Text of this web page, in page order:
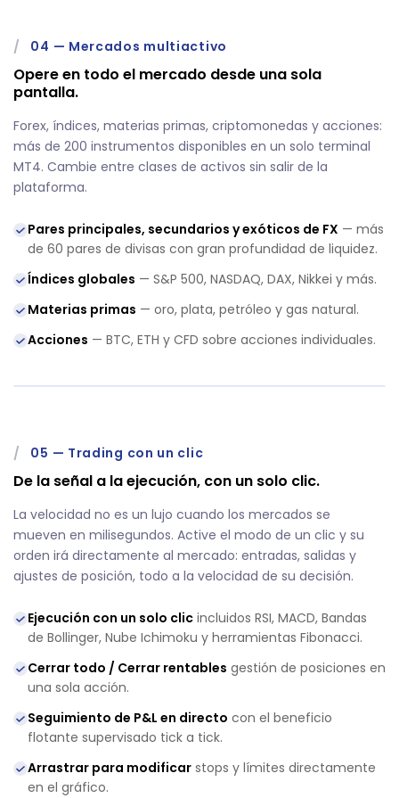
/ 04 — Mercados multiactivo
Opere en todo el mercado desde una sola
pantalla.
Forex, índices, materias primas, criptomonedas y acciones:
más de 200 instrumentos disponibles en un solo terminal
MT4. Cambie entre clases de activos sin salir de la
plataforma.
Pares principales, secundarios y exóticos de FX — más
de 60 pares de divisas con gran profundidad de liquidez.
Índices globales — S&P 500, NASDAQ, DAX, Nikkei y más.
Materias primas — oro, plata, petróleo y gas natural.
Acciones — BTC, ETH y CFD sobre acciones individuales.
/ 05 — Trading con un clic
De la señal a la ejecución, con un solo clic.
La velocidad no es un lujo cuando los mercados se
mueven en milisegundos. Active el modo de un clic y su
orden irá directamente al mercado: entradas, salidas y
ajustes de posición, todo a la velocidad de su decisión.
Ejecución con un solo clic incluidos RSI, MACD, Bandas
de Bollinger, Nube Ichimoku y herramientas Fibonacci.
Cerrar todo / Cerrar rentables gestión de posiciones en
una sola acción.
Seguimiento de P&L en directo con el beneficio
flotante supervisado tick a tick.
Arrastrar para modificar stops y límites directamente
en el gráfico.